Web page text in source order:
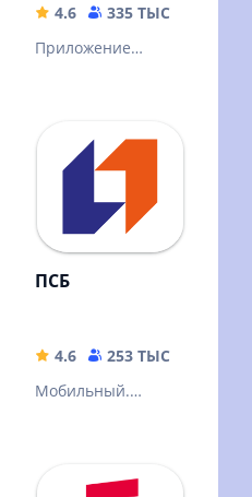
369.75 MB4.6 335 ТЫС
Приложение
на экране
смартфона!
209.23 MB
ПСБ
4.6 253 ТЫС
Мобильный.